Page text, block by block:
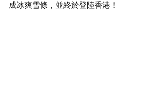
成冰爽雪條，並終於登陸香港！